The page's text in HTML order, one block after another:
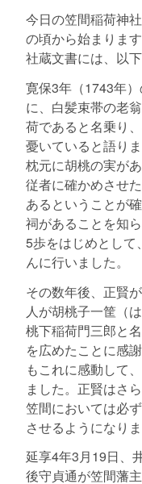
今日の笠間稲荷神
の頃から始まりま
社蔵文書には、以
寛保3年（1743年
に、白髪束帯の老
荷であると名乗り
憂いていると語り
枕元に胡桃の実が
従者に確かめさせ
あるということが
祠があることを知
5歩をはじめとして
んに行いました。
その数年後、正賢
人が胡桃子一筐（
桃下稲荷門三郎と
を広めたことに感
もこれに感動して
ました。正賢はさ
笠間においては必
させるようになりま
延享4年3月19日、
後守貞通が笠間藩